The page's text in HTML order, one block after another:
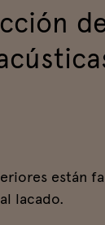
están
lacado.